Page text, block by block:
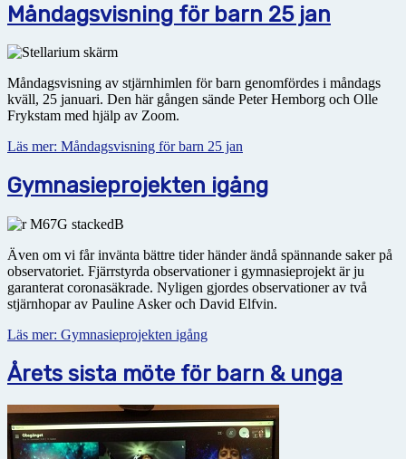
Måndagsvisning för barn 25 jan
Måndagsvisning av stjärnhimlen för barn genomfördes i måndags
kväll, 25 januari. Den här gången sände Peter Hemborg och Olle
Frykstam med hjälp av Zoom.
Läs mer: Måndagsvisning för barn 25 jan
Gymnasieprojekten igång
Även om vi får invänta bättre tider händer ändå spännande saker på
observatoriet. Fjärrstyrda observationer i gymnasieprojekt är ju
garanterat coronasäkrade. Nyligen gjordes observationer av två
stjärnhopar av Pauline Asker och David Elfvin.
Läs mer: Gymnasieprojekten igång
Årets sista möte för barn & unga